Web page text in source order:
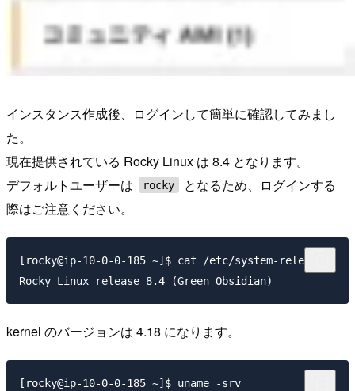
インスタンス作成後、ログインして簡単に確認してみまし
た。
現在提供されている Rocky Linux は 8.4 となります。
デフォルトユーザーは
rocky
となるため、ログインする
際はご注意ください。
[rocky@ip-10-0-0-185 ~]$ cat /etc/system-release
kernel のバージョンは 4.18 になります。
[rocky@ip-10-0-0-185 ~]$ uname -srv